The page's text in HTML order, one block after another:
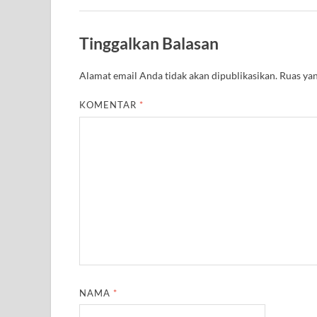
Tinggalkan Balasan
Alamat email Anda tidak akan dipublikasikan. Ruas
KOMENTAR *
NAMA *